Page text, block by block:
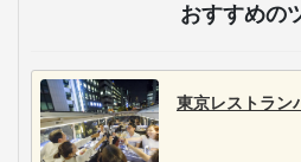
おすすめの
東京レストラン